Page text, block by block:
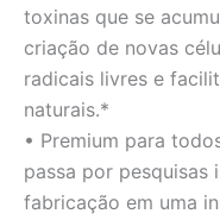
toxinas que se
criação de novas
radicais livres e
naturais.*
• Premium para
passa por pesquisas
fabricação em uma